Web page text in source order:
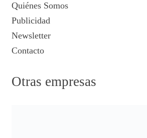
Quiénes Somos
Publicidad
Newsletter
Contacto
Otras empresas